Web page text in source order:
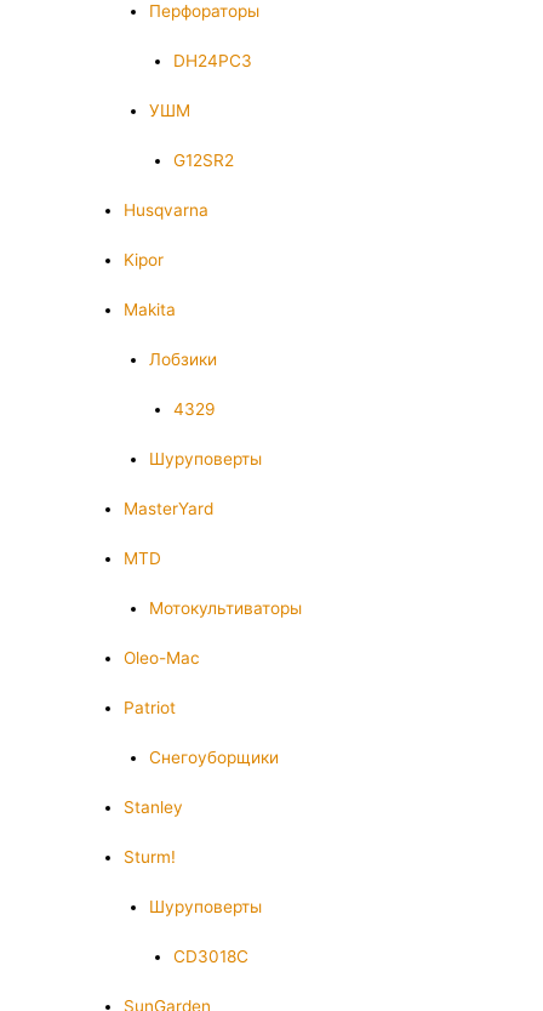
Перфораторы
DH24PC3
УШМ
G12SR2
Husqvarna
Kipor
Makita
Лобзики
4329
Шуруповерты
MasterYard
MTD
Мотокультиваторы
Oleo-Mac
Patriot
Снегоуборщики
Stanley
Sturm!
Шуруповерты
CD3018C
SunGarden